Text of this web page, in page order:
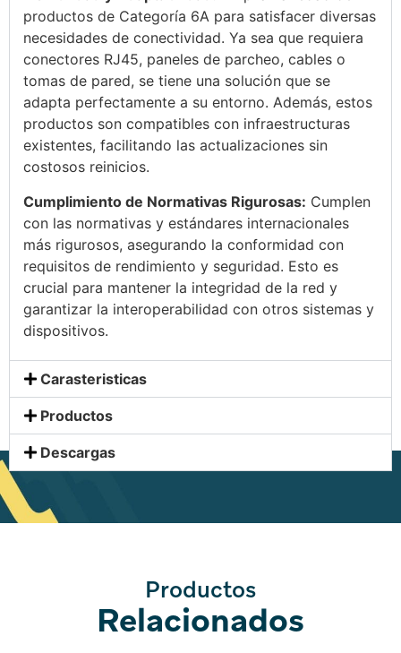
productos de Categoría 6A para satisfacer diversas
necesidades de conectividad. Ya sea que requiera
conectores RJ45, paneles de parcheo, cables o
tomas de pared, se tiene una solución que se
adapta perfectamente a su entorno. Además, estos
productos son compatibles con infraestructuras
existentes, facilitando las actualizaciones sin
costosos reinicios.
Cumplimiento de Normativas Rigurosas: Cumplen
con las normativas y estándares internacionales
más rigurosos, asegurando la conformidad con
requisitos de rendimiento y seguridad. Esto es
crucial para mantener la integridad de la red y
garantizar la interoperabilidad con otros sistemas y
dispositivos.
Carasteristicas
Productos
Descargas
Productos
Relacionados